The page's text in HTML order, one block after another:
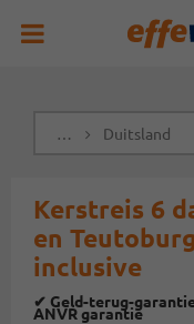
… Duitsland
Kerstreis 6
en
inclusive
✔ Geld-terug-
ANVR garantie